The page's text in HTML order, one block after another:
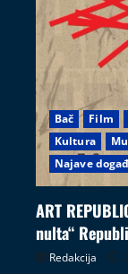
Bač Film
Kultura
Najave
ART
nulta“
Redakcija